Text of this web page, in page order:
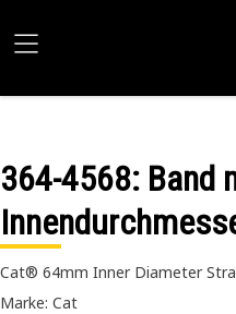
364-4568: Band
Cat® 64mm Inner Diameter
Marke: Cat